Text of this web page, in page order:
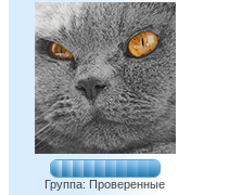
Группа: Проверенные